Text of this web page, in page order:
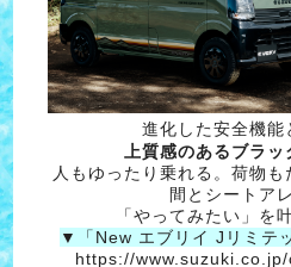
進化した安全機能
上質感のあるブラ
人もゆったり乗れる。荷物
間とシートア
「やってみたい」を
▼「New エブリイ Jリミテ
https://